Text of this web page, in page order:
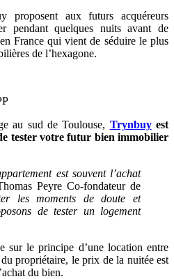
proposent aux futurs acquéreurs
pendant quelques nuits avant de
France qui vient de séduire le plus
de l’hexagone.
au sud de Toulouse, Trynbuyest
tester votre futur bien immobilier
est souvent l’achat
Peyre Co-fondateur de
les moments de doute et
de tester un logement
sur le principe d’une location entre
propriétaire, le prix de la nuitée est
du bien.